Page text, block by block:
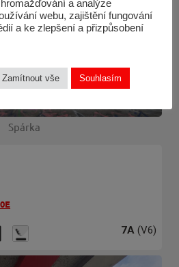
Spárka
7A (V6)
a analýze
webu, zajištění fungování
a ke zlepšení a přizpůsobení
Zamítnout vše Souhlasím